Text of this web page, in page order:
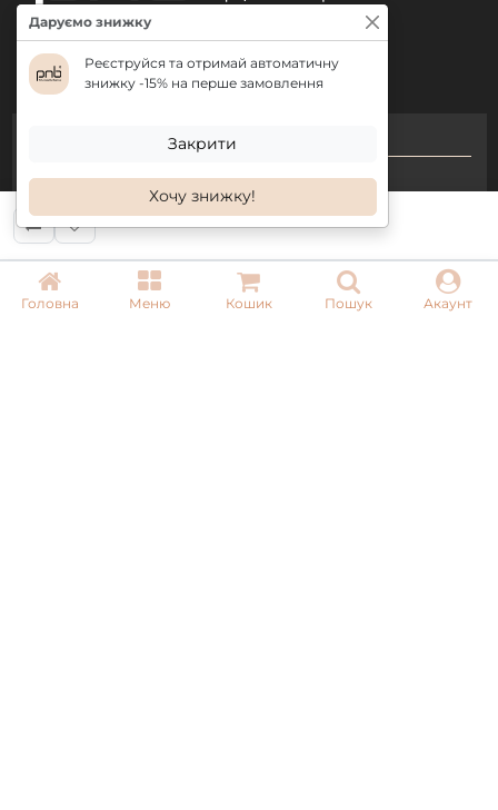
Головна Меню Кошик Пошук Акаунт
+ 38 (050) 075 35 05
+ 38 (097) 075 35 05
+ 38 (093) 075 35 05
Режим роботи:
Даруємо знижку
Реєструйся та отримай автоматичну
знижку -15% на перше замовлення
Закрити
Хочу знижку!